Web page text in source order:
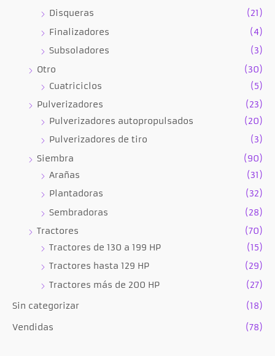
Disqueras
(21)
Finalizadores
(4)
Subsoladores
(3)
Otro
(30)
Cuatriciclos
(5)
Pulverizadores
(23)
Pulverizadores autopropulsados
(20)
Pulverizadores de tiro
(3)
Siembra
(90)
Arañas
(31)
Plantadoras
(32)
Sembradoras
(28)
Tractores
(70)
Tractores de 130 a 199 HP
(15)
Tractores hasta 129 HP
(29)
Tractores más de 200 HP
(27)
Sin categorizar (18)
Vendidas (78)